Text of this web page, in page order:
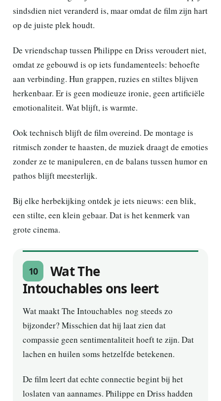
sindsdien niet veranderd is, maar omdat de film zijn hart
op de juiste plek houdt.
De vriendschap tussen Philippe en Driss veroudert niet,
omdat ze gebouwd is op iets fundamenteels: behoefte
aan verbinding. Hun grappen, ruzies en stiltes blijven
herkenbaar. Er is geen modieuze ironie, geen artificiële
emotionaliteit. Wat blijft, is warmte.
Ook technisch blijft de film overeind. De montage is
ritmisch zonder te haasten, de muziek draagt de emoties
zonder ze te manipuleren, en de balans tussen humor en
pathos blijft meesterlijk.
Bij elke herbekijking ontdek je iets nieuws: een blik,
een stilte, een klein gebaar. Dat is het kenmerk van
grote cinema.
10
Wat The
Intouchables ons leert
Wat maakt The Intouchables nog steeds zo
bijzonder? Misschien dat hij laat zien dat
compassie geen sentimentaliteit hoeft te zijn. Dat
lachen en huilen soms hetzelfde betekenen.
De film leert dat echte connectie begint bij het
loslaten van aannames. Philippe en Driss hadden